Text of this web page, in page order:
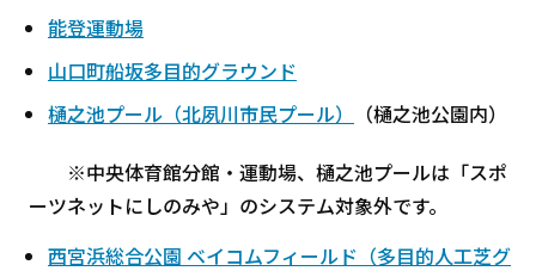
能登運動場
山口町船坂多目的グラウンド
樋之池プール（北夙川市民プール）
（樋之池公園内）
※中央体育館分館・運動場、樋之池プールは「スポ
ーツネットにしのみや」のシステム対象外です。
西宮浜総合公園 ベイコムフィールド（多目的人工芝グ